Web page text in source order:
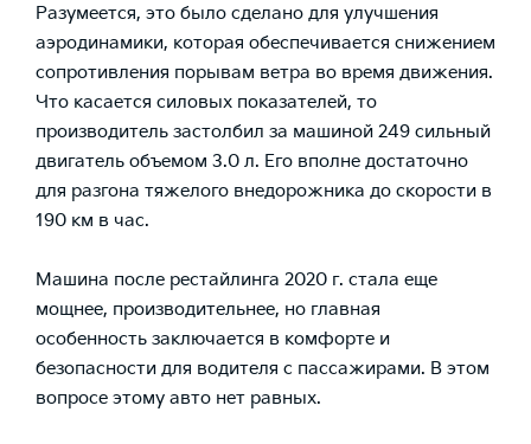
Разумеется, это было сделано для улучшения
аэродинамики, которая обеспечивается снижением
сопротивления порывам ветра во время движения.
Что касается силовых показателей, то
производитель застолбил за машиной 249 сильный
двигатель объемом 3.0 л. Его вполне достаточно
для разгона тяжелого внедорожника до скорости в
190 км в час.
Машина после рестайлинга 2020 г. стала еще
мощнее, производительнее, но главная
особенность заключается в комфорте и
безопасности для водителя с пассажирами. В этом
вопросе этому авто нет равных.